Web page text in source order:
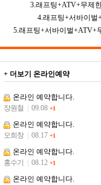
3.래프팅+ATV+무제
4.래프팅+서바이벌
5.래프팅+서바이벌+ATV+
+ 더보기 온라인예약
온라인 예약합니다.
장원철
09.08 +1
온라인 예약합니다.
오희창
08.17 +1
온라인 예약합니다.
홍수기
08.12 +1
온라인 예약합니다.